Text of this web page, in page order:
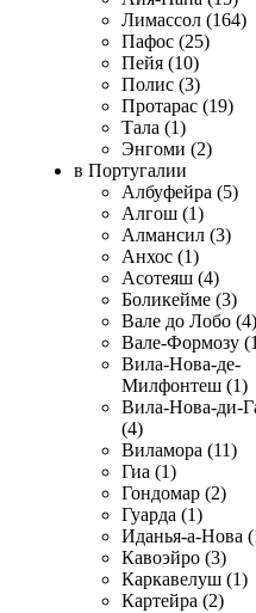
Лимассол (164)
Пафос (25)
Пейя (10)
Полис (3)
Протарас (19)
Тала (1)
Энгоми (2)
в Португалии
Албуфейра (5)
Алгош (1)
Алмансил (3)
Анхос (1)
Асотеяш (4)
Боликейме (3)
Вале до Лобо (4)
Вале-Формозу
Вила-Нова-де-
Милфонтеш (1)
Вила-Нова-ди-
(4)
Виламора (11)
Гиа (1)
Гондомар (2)
Гуарда (1)
Иданья-а-Нова
Кавоэйро (3)
Каркавелуш (1)
Картейра (2)